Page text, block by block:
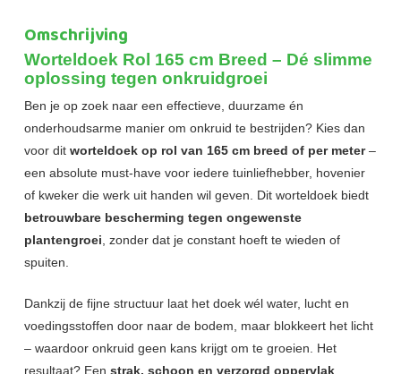
Omschrijving
Worteldoek Rol 165 cm Breed – Dé slimme
oplossing tegen onkruidgroei
Ben je op zoek naar een effectieve, duurzame én
onderhoudsarme manier om onkruid te bestrijden? Kies dan
voor dit worteldoek op rol van 165 cm breed of per meter–
een absolute must-have voor iedere tuinliefhebber, hovenier
of kweker die werk uit handen wil geven. Dit worteldoek biedt
betrouwbare bescherming tegen ongewenste
plantengroei, zonder dat je constant hoeft te wieden of
spuiten.
Dankzij de fijne structuur laat het doek wél water, lucht en
voedingsstoffen door naar de bodem, maar blokkeert het licht
– waardoor onkruid geen kans krijgt om te groeien. Het
resultaat? Een strak, schoon en verzorgd oppervlak